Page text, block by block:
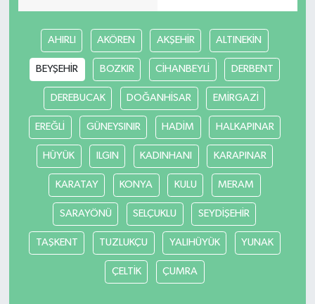
AHIRLI AKÖREN AKŞEHİR ALTINEKİN
BEYŞEHİR BOZKIR CİHANBEYLİ DERBENT
DEREBUCAK DOĞANHİSAR EMİRGAZİ
EREĞLİ GÜNEYSINIR HADİM HALKAPINAR
HÜYÜK ILGIN KADINHANI KARAPINAR
KARATAY KONYA KULU MERAM
SARAYÖNÜ SELÇUKLU SEYDİŞEHİR
TAŞKENT TUZLUKÇU YALIHÜYÜK YUNAK
ÇELTİK ÇUMRA
DÜNYA